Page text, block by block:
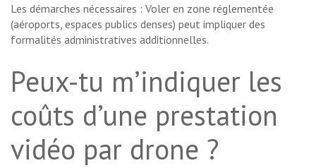
Les démarches nécessaires : Voler en zone réglementée
(aéroports, espaces publics denses) peut impliquer des
formalités administratives additionnelles.
Peux-tu m’indiquer les
coûts d’une prestation
vidéo par drone ?